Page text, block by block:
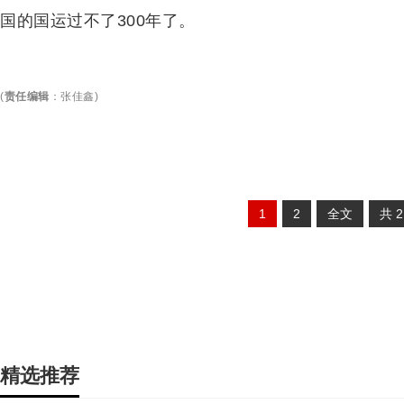
国的国运过不了300年了。
(责任编辑 ： 张佳鑫)
1 2 全文 共 2
精选推荐